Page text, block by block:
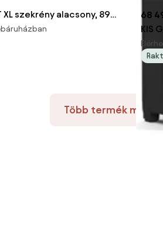
XL szekrény alacsony, 89
68
KIS
Több termék